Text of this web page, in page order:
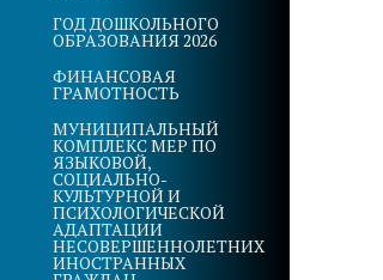
ГОД ДОШКОЛЬНОГО
ОБРАЗОВАНИЯ 2026
ФИНАНСОВАЯ
ГРАМОТНОСТЬ
МУНИЦИПАЛЬНЫЙ
КОМПЛЕКС МЕР ПО
ЯЗЫКОВОЙ,
СОЦИАЛЬНО-
КУЛЬТУРНОЙ И
ПСИХОЛОГИЧЕСКОЙ
АДАПТАЦИИ
НЕСОВЕРШЕННОЛЕТНИХ
ИНОСТРАННЫХ